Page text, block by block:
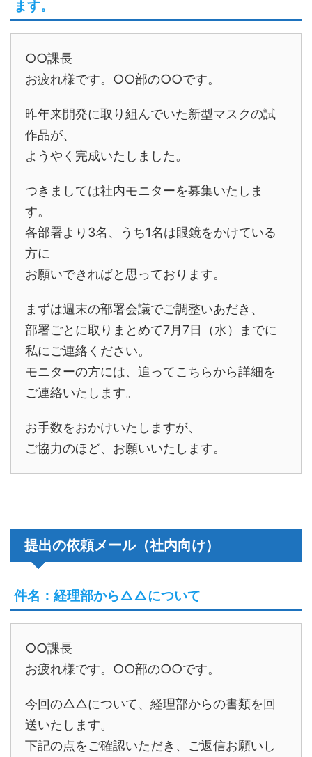
ます。
○○課長
お疲れ様です。○○部の○○です。
昨年来開発に取り組んでいた新型マスクの試
作品が、
ようやく完成いたしました。
つきましては社内モニターを募集いたしま
す。
各部署より3名、うち1名は眼鏡をかけている
方に
お願いできればと思っております。
まずは週末の部署会議でご調整いあだき、
部署ごとに取りまとめて7月7日（水）までに
私にご連絡ください。
モニターの方には、追ってこちらから詳細を
ご連絡いたします。
お手数をおかけいたしますが、
ご協力のほど、お願いいたします。
提出の依頼メール（社内向け）
件名：経理部から△△について
○○課長
お疲れ様です。○○部の○○です。
今回の△△について、経理部からの書類を回
送いたします。
下記の点をご確認いただき、ご返信お願いし